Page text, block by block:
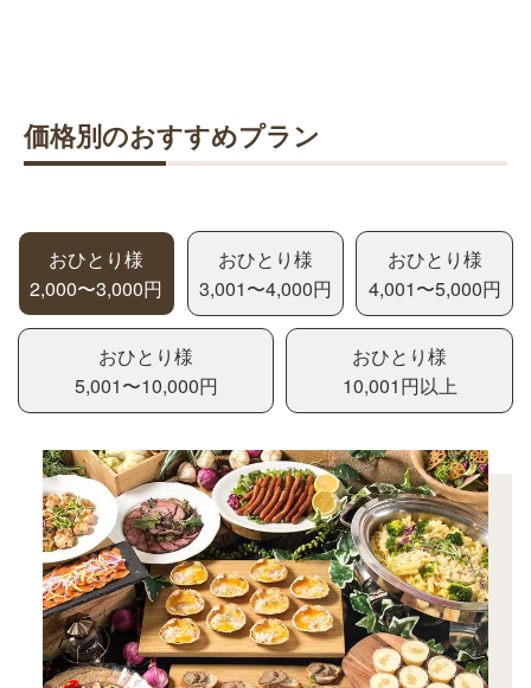
価格別のおすすめプラン
おひとり様
2,000〜3,000円
おひとり様
3,001〜4,000円
おひとり様
4,001〜5,000円
おひとり様
5,001〜10,000円
おひとり様
10,001円以上